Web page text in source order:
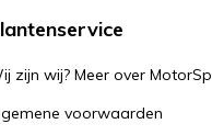
zijn wij? Meer over
voorwaarden